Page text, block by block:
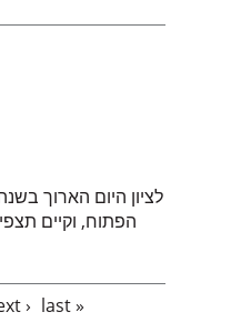
לציון היום הארוך
הפתוח, וקיים
› last »